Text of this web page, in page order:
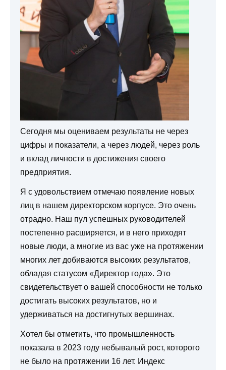
Сегодня мы оцениваем результаты не через
цифры и показатели, а через людей, через роль
и вклад личности в достижения своего
предприятия.
Я с удовольствием отмечаю появление новых
лиц в нашем директорском корпусе. Это очень
отрадно. Наш пул успешных руководителей
постепенно расширяется, и в него приходят
новые люди, а многие из вас уже на протяжении
многих лет добиваются высоких результатов,
обладая статусом «Директор года». Это
свидетельствует о вашей способности не только
достигать высоких результатов, но и
удерживаться на достигнутых вершинах.
Хотел бы отметить, что промышленность
показала в 2023 году небывалый рост, которого
не было на протяжении 16 лет. Индекс